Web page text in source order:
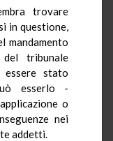
trovare
in questione,
mandamento
del tribunale
stato
esserlo -
o
nei
addetti.